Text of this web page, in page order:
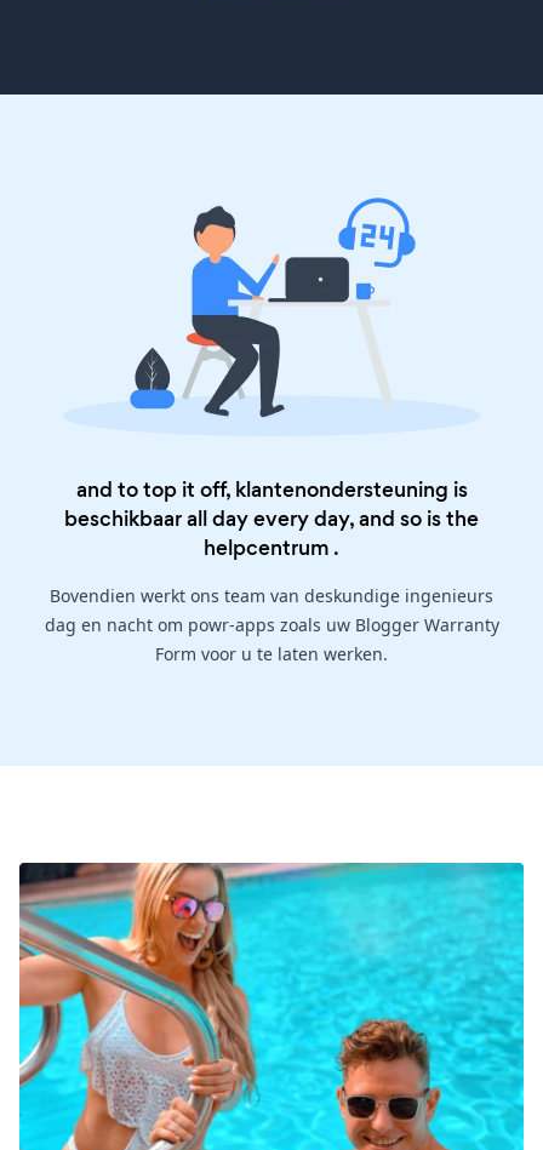
and to top it off, klantenondersteuning is
beschikbaar all day every day, and so is the
helpcentrum .
Bovendien werkt ons team van deskundige ingenieurs
dag en nacht om powr-apps zoals uw Blogger Warranty
Form voor u te laten werken.